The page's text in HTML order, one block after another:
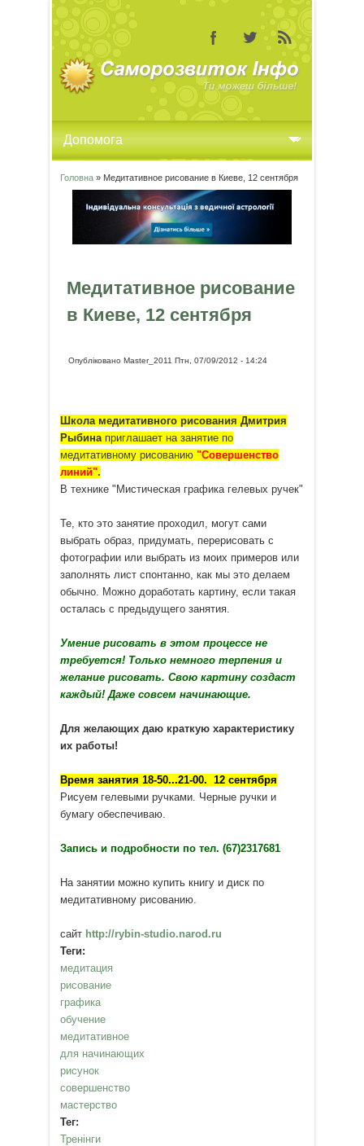
Ви є тут
Головна» Медитативное рисование в Киеве, 12 сентября
Медитативное рисование
в Киеве, 12 сентября
Опубліковано Master_2011 Птн, 07/09/2012 - 14:24
Школа медитативного рисования Дмитрия
Рыбинаприглашает на занятие по
медитативному рисованию "Совершенство
линий".
В технике "Мистическая графика гелевых ручек"
Те, кто это занятие проходил, могут сами
выбрать образ, придумать, перерисовать с
фотографии или выбрать из моих примеров или
заполнять лист спонтанно, как мы это делаем
обычно. Можно доработать картину, если такая
осталась с предыдущего занятия.
Умение рисовать в этом процессе не
требуется! Только немного терпения и
желание рисовать. Свою картину создаст
каждый! Даже совсем начинающие.
Для желающих даю краткую характеристику
их работы!
Время занятия 18-50...21-00. 12 сентября
Рисуем гелевыми ручками. Черные ручки и
бумагу обеспечиваю.
Запись и подробности по тел. (67)2317681
На занятии можно купить книгу и диск по
медитативному рисованию.
сайт http://rybin-studio.narod.ru
Теги:
медитация
рисование
графика
обучение
медитативное
для начинающих
рисунок
совершенство
мастерство
Тег:
Тренінги